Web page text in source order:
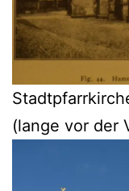
(lange vor der